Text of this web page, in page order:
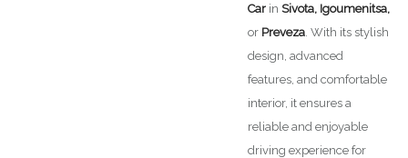
Car in Sivota, Igoumenitsa,
or Preveza . With its stylish
design, advanced
features, and comfortable
interior, it ensures a
reliable and enjoyable
driving experience for